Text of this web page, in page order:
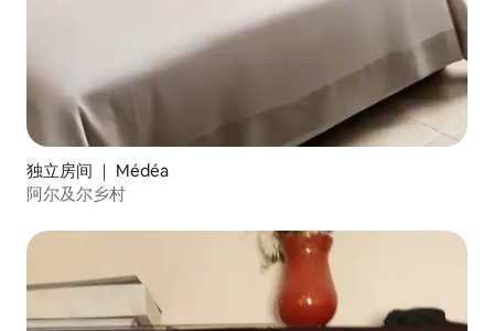
独立房间 ｜ Médéa
阿尔及尔乡村